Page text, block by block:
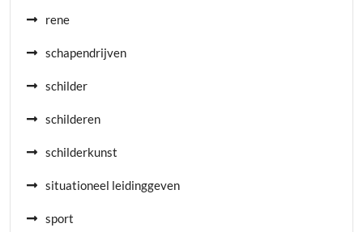
rene
schapendrijven
schilder
schilderen
schilderkunst
situationeel leidinggeven
sport